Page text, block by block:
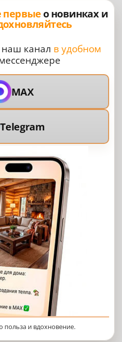
первые о новинках и
канал в удобном
MAX
Telegram
польза и вдохновение.